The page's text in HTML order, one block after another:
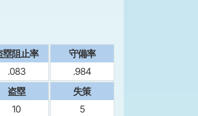
塁阻止率
.083
守備率
.984
盗塁
10
失策
5